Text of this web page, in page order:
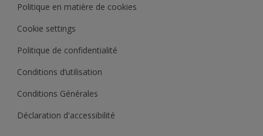
Base de connaissances
Politique en matière de cookies
Cookie settings
Politique de confidentialité
Conditions d’utilisation
Conditions Générales
Déclaration d'accessibilité